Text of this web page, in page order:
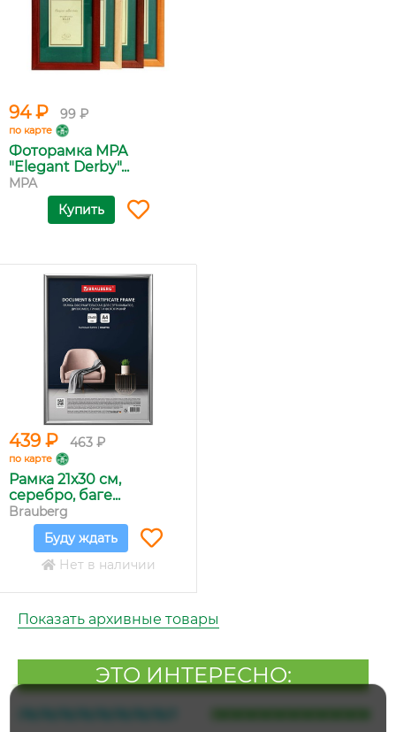
94 ₽ 99 ₽
по карте
Фоторамка MPA
"Elegant Derby"...
MPA
Купить
439 ₽ 463 ₽
по карте
Рамка 21х30 см,
серебро, баге...
Brauberg
Буду ждать
Нет в наличии
Показать архивные товары
ЭТО ИНТЕРЕСНО: